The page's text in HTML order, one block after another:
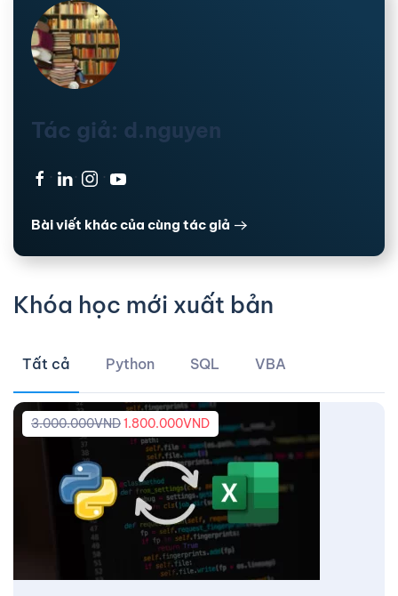
Tác giả: d.nguyen
· · ·
Bài viết khác của cùng tác giả
Khóa học mới xuất bản
Tất cả Python SQL VBA
3.000.000VND1.800.000VND